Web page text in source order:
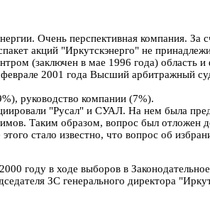
Очень перспективная компания. За
акций "Иркутскэнерго" не
(заключен в мае 1996 года) область
2001 года Высший арбитражный
руководство компании (7%).
"Русал" и СУАЛ. На нем была
Таким образом, вопрос был отложен
стало известно, что вопрос об
году в ходе выборов в
ЗС генерального директора